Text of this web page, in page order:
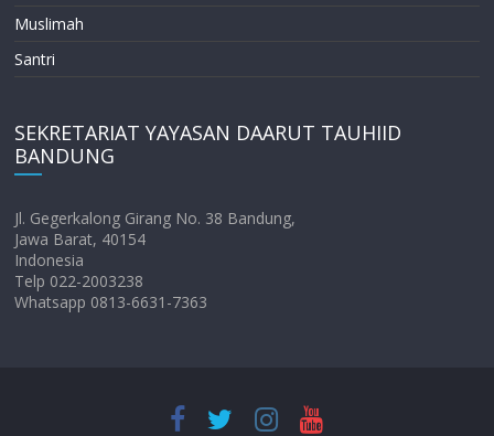
Muslimah
Santri
SEKRETARIAT YAYASAN DAARUT TAUHIID
BANDUNG
Jl. Gegerkalong Girang No. 38 Bandung,
Jawa Barat, 40154
Indonesia
Telp 022-2003238
Whatsapp 0813-6631-7363